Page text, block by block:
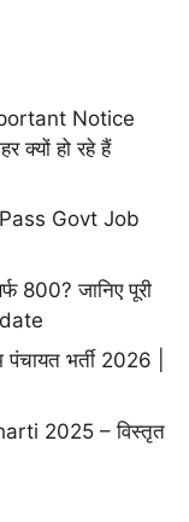
Notice
क्यों हो रहे हैं
Pass Govt Job
800? जानिए पूरी
भर्ती 2026 |
2025 – विस्तृत